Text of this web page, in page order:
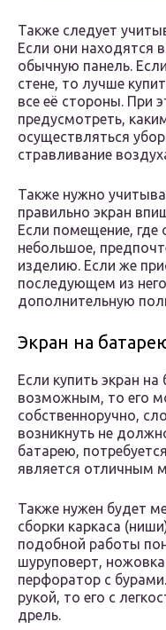
Также следует
Если они находятся
обычную панель.
стене, то лучше
все её стороны. При
предусмотреть,
осуществляться
стравливание
Также нужно
правильно экран
Если помещение, где
небольшое,
изделию. Если же
последующем из
дополнительную
Экран на
Если купить экран
возможным, то его
собственноручно,
возникнуть не
батарею,
является отличным
Также нужен будет
сборки каркаса
подобной работы
шуруповерт,
перфоратор с
рукой, то его с
дрель.